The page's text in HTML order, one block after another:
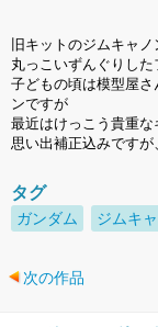
旧キットのジムキャノ
丸っこいずんぐりした
子どもの頃は模型屋
ンですが
最近はけっこう貴重な
思い出補正込みです
タグ
ガンダム ジムキ
次の作品